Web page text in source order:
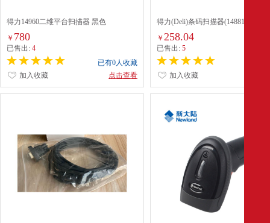
得力14960二维平台扫描器 黑色
￥ 780
已售出: 4
已有0人收藏
点击查看
加入收藏
得力(Deli)条码扫描器(14881)
￥ 258.04
已售出:5
加入收藏